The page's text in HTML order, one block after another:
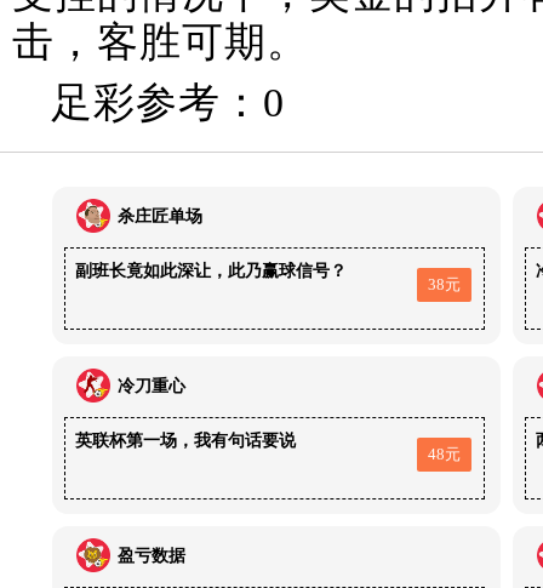
击，客胜可期。
足彩参考：0
杀庄匠单场
副班长竟如此深让，此乃赢球信号？
38元
冷刀重心
英联杯第一场，我有句话要说
48元
盈亏数据